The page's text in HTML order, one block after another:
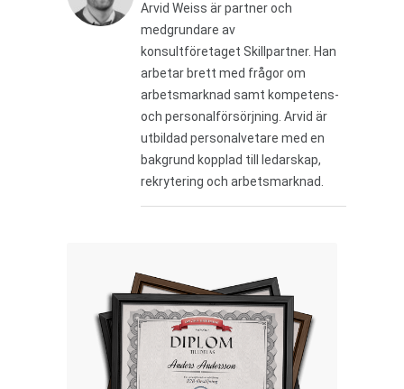
Arvid Weiss är partner och
medgrundare av
konsultföretaget Skillpartner. Han
arbetar brett med frågor om
arbetsmarknad samt kompetens-
och personalförsörjning. Arvid är
utbildad personalvetare med en
bakgrund kopplad till ledarskap,
rekrytering och arbetsmarknad.